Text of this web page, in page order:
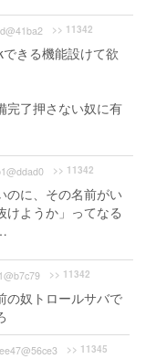
>> 11342
きる機能設けて欲
完了押さない奴に有
>> 11342
のに、その名前がい
けようか」ってなる
>> 11342
の奴トロールサバで
>> 11345